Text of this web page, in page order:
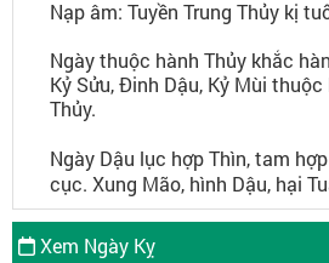
Nạp âm: Tuyền Trung Thủy kị
Ngày thuộc hành Thủy khắc
Kỷ Sửu, Đinh Dậu, Kỷ Mùi
Thủy.
Ngày Dậu lục hợpThìn, tam hợp
cục. Xung Mão, hình Dậu, hại
Xem Ngày Kỵ